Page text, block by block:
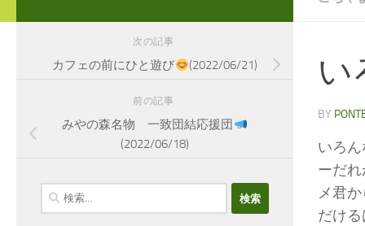
い
BY
いろ
ーだ
メ君
だけ
次の記事
カフェの前にひと遊び (2022/06/21)
前の記事
みやの森名物 一致団結応援団
(2022/06/18)
検
索: